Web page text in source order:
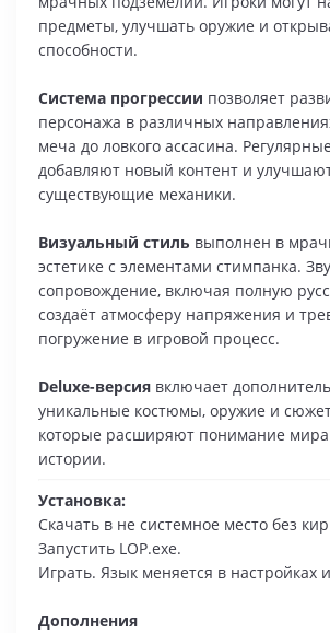
предметы, улучшать оружие и
способности.
Система прогрессии позволяет
персонажа в различных
меча до ловкого ассасина.
добавляют новый контент и
существующие механики.
Визуальный стиль выполнен в
эстетике с элементами стимпанка.
сопровождение, включая полную
создаёт атмосферу напряжения и
погружение в игровой процесс.
Deluxe-версия включает
уникальные костюмы, оружие и
которые расширяют понимание
истории.
Установка:
Скачать в не системное место без
Запустить LOP.exe.
Играть. Язык меняется в настройках
Дополнения